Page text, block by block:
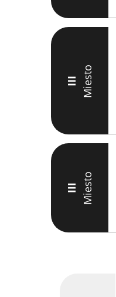
III Miesto
III Miesto